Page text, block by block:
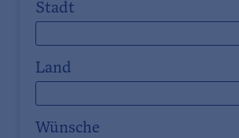
Stadt
Land
Wünsche